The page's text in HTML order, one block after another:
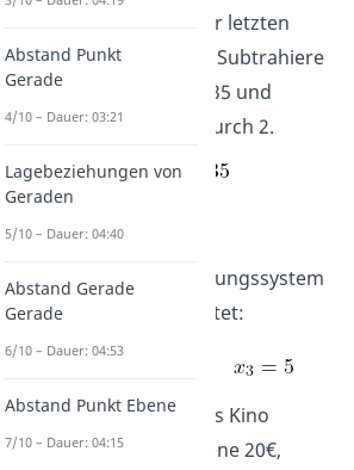
Das lässt sich nach deiner letzten
Unbekannten umstellen. Subtrahiere
dafür von beiden Seiten 35 und
dividiere die Gleichung durch 2.
Damit hast du das Gleichungssystem
gelöst! Deine Lösung lautet:
Die Eintrittskarten für das Kino
kosten also für Erwachsene 20€,
Abstand Punkt
Gerade
4/10 – Dauer: 03:21
Lagebeziehungen von
Geraden
5/10 – Dauer: 04:40
Abstand Gerade
Gerade
6/10 – Dauer: 04:53
Abstand Punkt Ebene
7/10 – Dauer: 04:15